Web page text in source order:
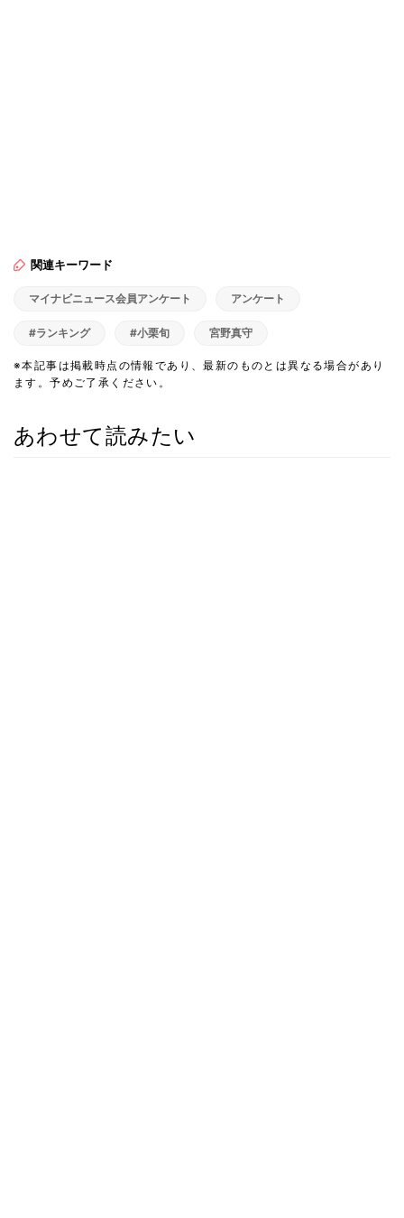
関連キーワード
マイナビニュース会員アンケート アンケート
#ランキング #小栗旬 宮野真守
※本記事は掲載時点の情報であり、最新のものとは異なる場合があり
ます。予めご了承ください。
あわせて読みたい